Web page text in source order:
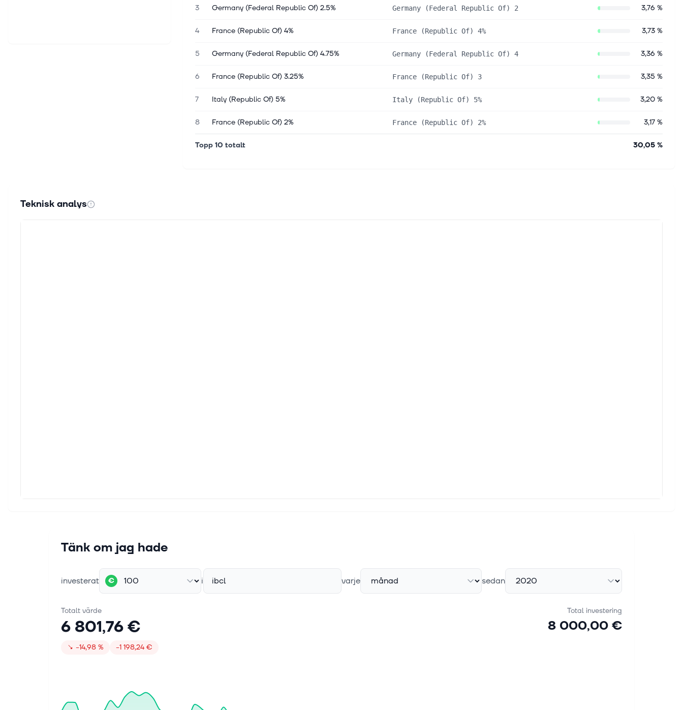
3 Germany (Federal Republic Of) 2.5% Germany (Federal Republic Of) 2 3,76 %
4 France (Republic Of) 4% France (Republic Of) 4% 3,73 %
5 Germany (Federal Republic Of) 4.75% Germany (Federal Republic Of) 4 3,36 %
6 France (Republic Of) 3.25% France (Republic Of) 3 3,35 %
7 Italy (Republic Of) 5% Italy (Republic Of) 5% 3,20 %
8 France (Republic Of) 2% France (Republic Of) 2% 3,17 %
Topp 10 totalt 30,05 %
Teknisk analys
Tänk om jag hade
investerat € i ibcl varje sedan
Totalt värde
6 801,76 €
↘ −14,98 % −1 198,24 €
Total investering
8 000,00 €